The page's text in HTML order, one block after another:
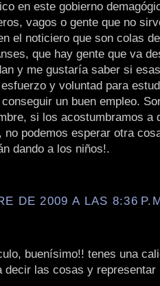
en este gobierno
vagos o gente que no
el noticiero que son colas
que hay gente que va
y me gustaría saber si
y voluntad para
un buen empleo.
si los acostumbramos a
no podemos esperar otra
dando a los niños!.
DE 2009 A LAS 8:36
buenísimo!! tenes una
decir las cosas y representar